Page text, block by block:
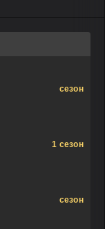
сезон
1 сезон
сезон